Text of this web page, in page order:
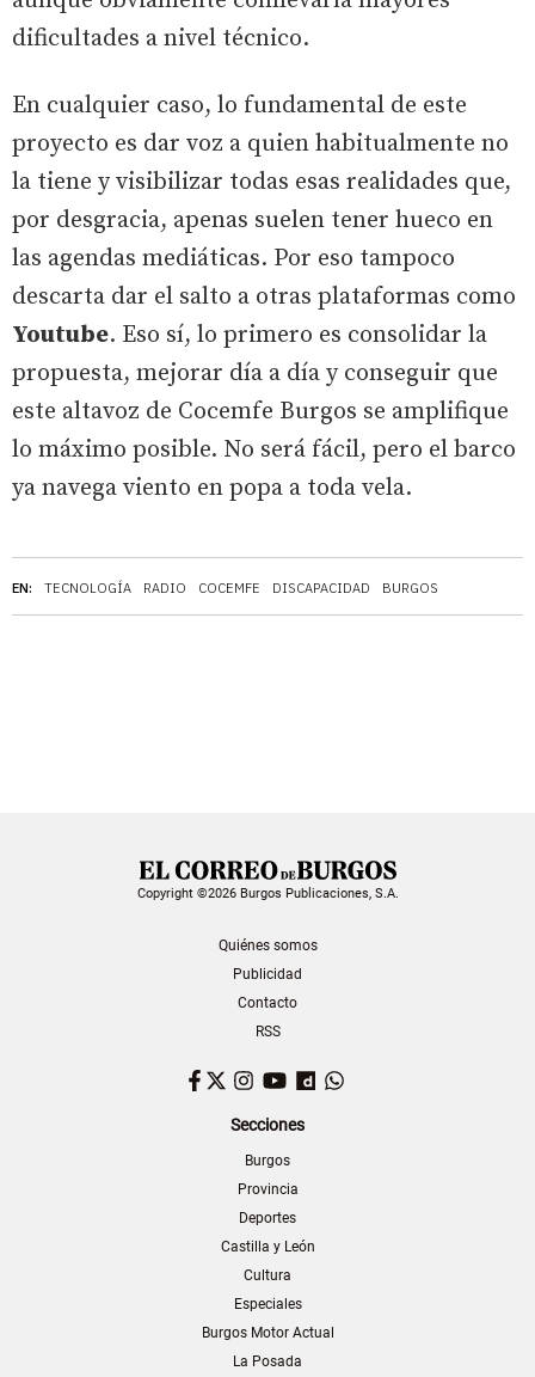
EN: TECNOLOGÍA RADIO COCEMFE DISCAPACIDAD BURGOS
dificultades a nivel técnico.
En cualquier caso, lo fundamental de este
proyecto es dar voz a quien habitualmente no
la tiene y visibilizar todas esas realidades que,
por desgracia, apenas suelen tener hueco en
las agendas mediáticas. Por eso tampoco
descarta dar el salto a otras plataformas como
Youtube. Eso sí, lo primero es consolidar la
propuesta, mejorar día a día y conseguir que
este altavoz de Cocemfe Burgos se amplifique
lo máximo posible. No será fácil, pero el barco
ya navega viento en popa a toda vela.
Copyright ©2026 Burgos Publicaciones, S.A.
Quiénes somos
Publicidad
Contacto
RSS
Facebook
TwitterInstagram
YouTubeDailymotion
Secciones
Burgos
Provincia
Deportes
Castilla y León
Cultura
Especiales
Burgos Motor Actual
La Posada